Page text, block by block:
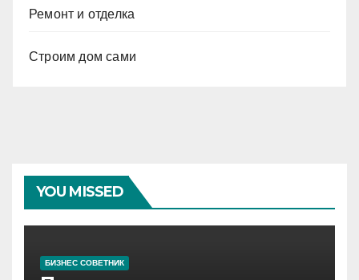
Ремонт и отделка
Строим дом сами
YOU MISSED
БИЗНЕС СОВЕТНИК